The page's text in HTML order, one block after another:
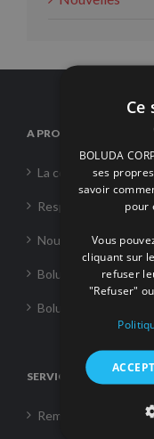
A PROPOS DE NOUS
La corporation
Responsabilité
Nouvelles
Boluda Towage
Boluda Shipping
SERVICES
Remorquage
Ce
BOLUDA
ses
savoir
pour
Vous
cliquant sur
refuser
"Refuser"